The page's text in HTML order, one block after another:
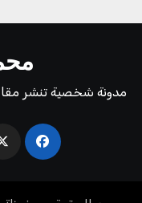
مدونة شخصية تنشر